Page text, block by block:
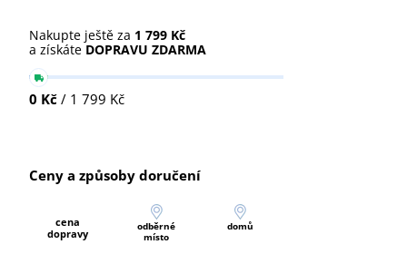
Nakupte ještě za 1 799 Kč
a získáte DOPRAVU ZDARMA
0 Kč / 1 799 Kč
Ceny a způsoby doručení
cena
dopravy
odběrné
místo
domů